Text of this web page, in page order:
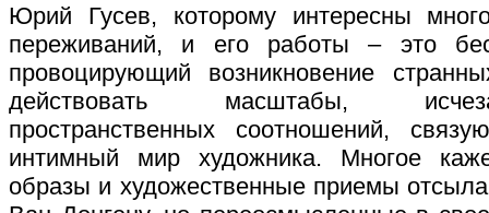
Юрий Гусев, которому интересны
переживаний, и его работы – это
провоцирующий возникновение
действовать масштабы,
пространственных соотношений,
интимный мир художника. Многое
образы и художественные приемы